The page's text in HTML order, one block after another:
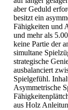
aber Geduld
besitzt ein
Fähigkeiten und
und mehr als
keine Partie der
simultane
strategische
ausbalanciert
Spielgefühl.
Asymmetrische
aus Holz